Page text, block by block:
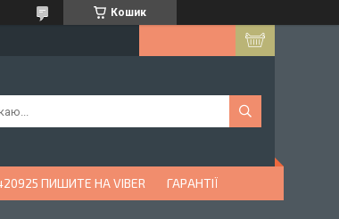
Кошик
ПИШИТЕ НА VIBER ГАРАНТІЇ